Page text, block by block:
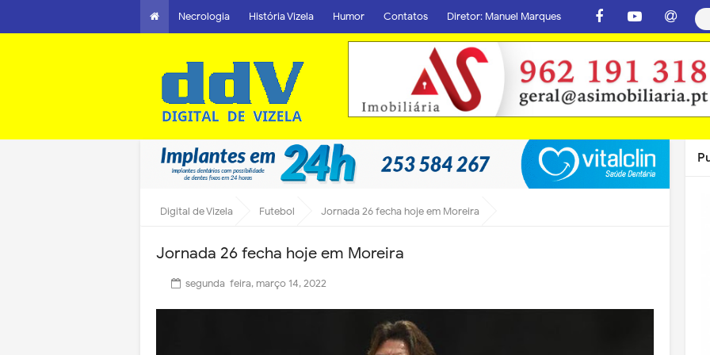
Necrologia História Vizela Humor Contatos Diretor: Manuel Marques
Digital de Vizela Futebol Jornada 26 fecha hoje em Moreira
Jornada 26 fecha hoje em Moreira
segunda-feira, março 14, 2022